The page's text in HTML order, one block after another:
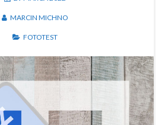
MARCIN MICHNO
FOTOTEST